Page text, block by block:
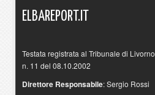
ELBAREPORT.IT
Testata registrata al Tribunale di Livorno
n. 11 del 08.10.2002
Direttore Responsabile: Sergio Rossi